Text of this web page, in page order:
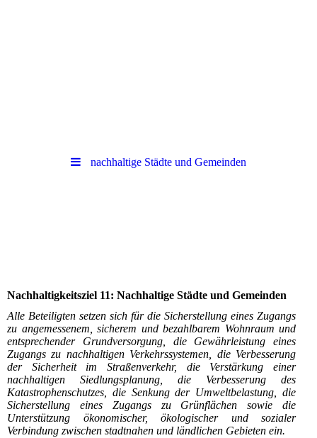
nachhaltige Städte und Gemeinden
Nachhaltigkeitsziel 11: Nachhaltige Städte und Gemeinden
Alle Beteiligten setzen sich für die Sicherstellung eines Zugangs
zu angemessenem, sicherem und bezahlbarem Wohnraum und
entsprechender Grundversorgung, die Gewährleistung eines
Zugangs zu nachhaltigen Verkehrssystemen, die Verbesserung
der Sicherheit im Straßenverkehr, die Verstärkung einer
nachhaltigen Siedlungsplanung, die Verbesserung des
Katastrophenschutzes, die Senkung der Umweltbelastung, die
Sicherstellung eines Zugangs zu Grünflächen sowie die
Unterstützung ökonomischer, ökologischer und sozialer
Verbindung zwischen stadtnahen und ländlichen Gebieten ein.